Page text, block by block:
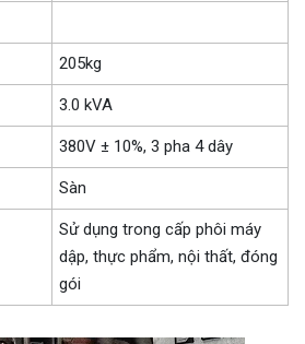
205kg
3.0 kVA
380V ± 10%, 3 pha 4 dây
Sàn
Sử dụng trong cấp phôi máy
dập, thực phẩm, nội thất, đóng
gói